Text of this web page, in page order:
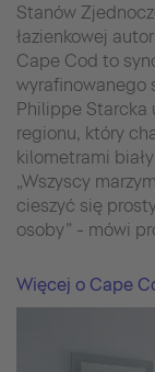
Stanów
łazienkowej
Cape Cod to
wyrafinowanego
Philippe Starcka
regionu, który
kilometrami
„Wszyscy
cieszyć się
osoby” - mówi
Więcej o Cape